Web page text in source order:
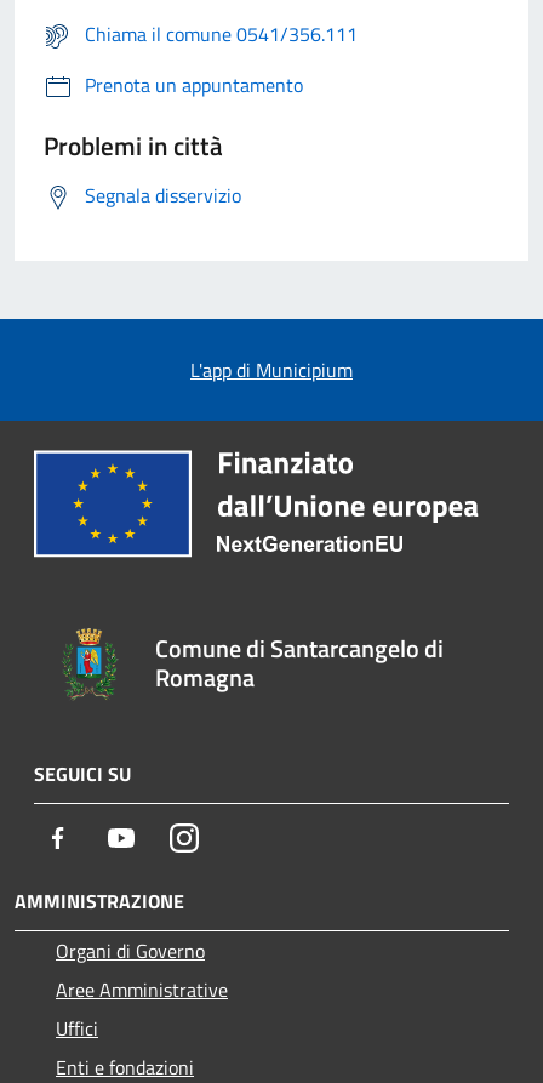
Chiama il comune 0541/356.111
Prenota un appuntamento
Problemi in città
Segnala disservizio
L'app di Municipium
Comune di Santarcangelo di
Romagna
SEGUICI SU
Facebook YoutubeInstagram
AMMINISTRAZIONE
Organi di Governo
Aree Amministrative
Uffici
Enti e fondazioni